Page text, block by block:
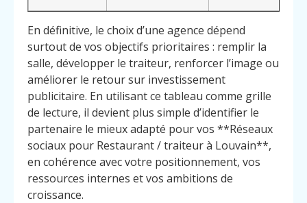
En définitive, le choix d’une agence dépend
surtout de vos objectifs prioritaires : remplir la
salle, développer le traiteur, renforcer l’image ou
améliorer le retour sur investissement
publicitaire. En utilisant ce tableau comme grille
de lecture, il devient plus simple d’identifier le
partenaire le mieux adapté pour vos **Réseaux
sociaux pour Restaurant / traiteur à Louvain**,
en cohérence avec votre positionnement, vos
ressources internes et vos ambitions de
croissance.